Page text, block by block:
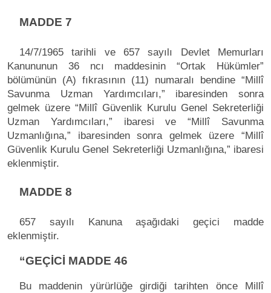
MADDE 7
14/7/1965 tarihli ve 657 sayılı Devlet Memurları
Kanununun 36 ncı maddesinin “Ortak Hükümler”
bölümünün (A) fıkrasının (11) numaralı bendine “Millî
Savunma Uzman Yardımcıları,” ibaresinden sonra
gelmek üzere “Millî Güvenlik Kurulu Genel Sekreterliği
Uzman Yardımcıları,” ibaresi ve “Millî Savunma
Uzmanlığına,” ibaresinden sonra gelmek üzere “Millî
Güvenlik Kurulu Genel Sekreterliği Uzmanlığına,” ibaresi
eklenmiştir.
MADDE 8
657 sayılı Kanuna aşağıdaki geçici madde
eklenmiştir.
“GEÇİCİ MADDE 46
Bu maddenin yürürlüğe girdiği tarihten önce Millî